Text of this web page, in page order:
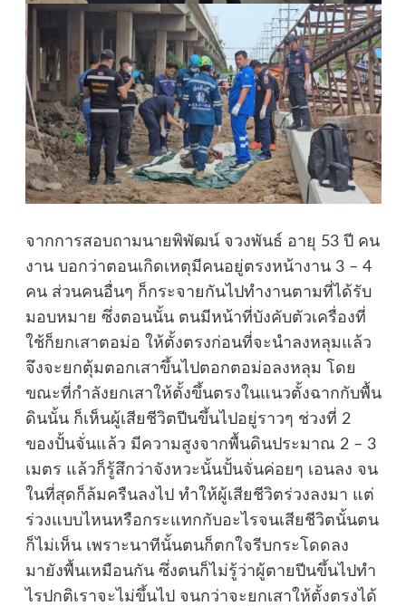
จากการสอบถามนายพิพัฒน์ จวงพันธ์ อายุ 53 ปี คน
งาน บอกว่าตอนเกิดเหตุมีคนอยู่ตรงหน้างาน 3 – 4
คน ส่วนคนอื่นๆ ก็กระจายกันไปทำงานตามที่ได้รับ
มอบหมาย ซึ่งตอนนั้น ตนมีหน้าที่บังคับตัวเครื่องที่
ใช้ก็ยกเสาตอม่อ ให้ตั้งตรงก่อนที่จะนำลงหลุมแล้ว
จึงจะยกตุ้มตอกเสาขึ้นไปตอกตอม่อลงหลุม โดย
ขณะที่กำลังยกเสาให้ตั้งขึ้นตรงในแนวตั้งฉากกับพื้น
ดินนั้น ก็เห็นผู้เสียชีวิตปีนขึ้นไปอยู่ราวๆ ช่วงที่ 2
ของปั้นจั่นแล้ว มีความสูงจากพื้นดินประมาณ 2 – 3
เมตร แล้วก็รู้สึกว่าจังหวะนั้นปั้นจั่นค่อยๆ เอนลง จน
ในที่สุดก็ล้มครืนลงไป ทำให้ผู้เสียชีวิตร่วงลงมา แต่
ร่วงแบบไหนหรือกระแทกกับอะไรจนเสียชีวิตนั้นตน
ก็ไม่เห็น เพราะนาทีนั้นตนก็ตกใจรีบกระโดดลง
มายังพื้นเหมือนกัน ซึ่งตนก็ไม่รู้ว่าผู้ตายปีนขึ้นไปทำ
ไรปกติเราจะไม่ขึ้นไป จนกว่าจะยกเสาให้ตั้งตรงได้